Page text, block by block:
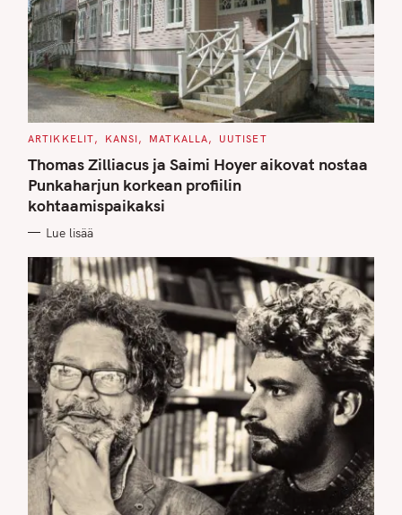
C
T
E
G
O
R
I
S
ARTIKKELIT KANSI MATKALLA UUTISET
Thomas Zilliacus ja Saimi Hoyer aikovat nostaa
Punkaharjun korkean profiilin
kohtaamispaikaksi
Lue lisää